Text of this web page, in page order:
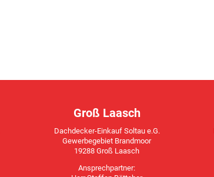
Groß Laasch
Dachdecker-Einkauf Soltau e.G.
Gewerbegebiet Brandmoor
19288 Groß Laasch
Ansprechpartner: